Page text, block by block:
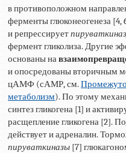
в противоположном
ферменты глюконеогенеза [4,
и репрессирует
фермент гликолиза. Другие
основаны на
и опосредованы вторичным
цАМФ (сАМР, см.
метаболизм). По этому
синтез гликогена [1] и
расщепление гликогена [2].
действует и адреналин.
пируваткиназы [7]